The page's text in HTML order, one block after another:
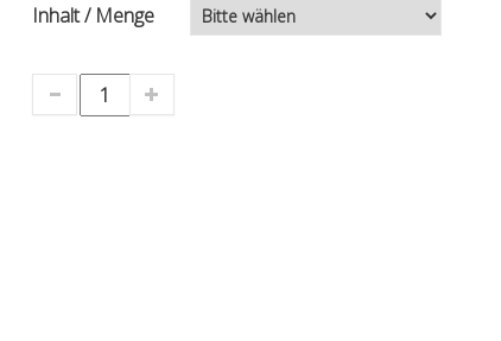
Inhalt / Menge